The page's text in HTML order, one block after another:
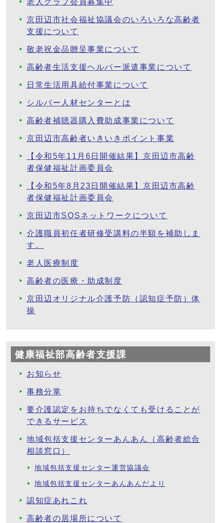
京田辺市社会福祉協議会のいろいろな高齢者
支援について
敬老祝金品贈呈事業について
高齢者生活支援ヘルパー派遣事業について
日常生活用具給付事業について
シルバー人材センターとは
高齢者補聴器購入費助成事業について
京田辺市高齢者いきいきポイント事業
【令和5年11月6日開催結果】京田辺市高齢
者保健福祉計画委員会
【令和5年8月23日開催結果】京田辺市高齢
者保健福祉計画委員会
京田辺市SOSネットワークについて
介護職員初任者研修受講料の半額を補助しま
す。
老人医療制度
高齢者の医療・助成制度
京田辺オリジナル介護予防（認知症予防）体
操
健康福祉部高齢者支援課
お知らせ
事務分掌
要介護認定をお持ちでなくても受けることが
できるサービス
地域包括支援センターあんあん（高齢者総合
相談窓口）
地域包括支援センター運営協議会
地域包括支援センターあんあんだより
認知症あれこれ
高齢者の居場所について